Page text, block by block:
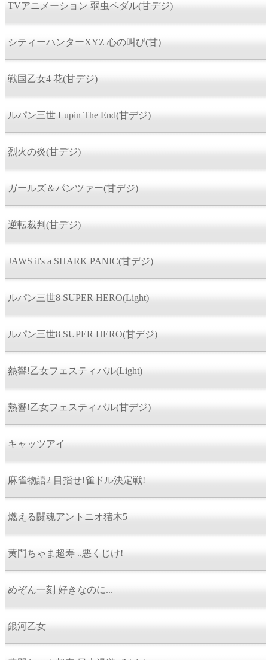
TVアニメーション 弱虫ペダル(甘デジ)
シティーハンターXYZ 心の叫び(甘)
戦国乙女4 花(甘デジ)
ルパン三世 Lupin The End(甘デジ)
烈火の炎(甘デジ)
ガールズ＆パンツァー(甘デジ)
逆転裁判(甘デジ)
JAWS it's a SHARK PANIC(甘デジ)
ルパン三世8 SUPER HERO(Light)
ルパン三世8 SUPER HERO(甘デジ)
熱響!乙女フェスティバル(Light)
熱響!乙女フェスティバル(甘デジ)
キャッツアイ
麻雀物語2 目指せ!雀ドル決定戦!
燃える闘魂アントニオ猪木5
黄門ちゃま超寿 ..悪くじけ!
めぞん一刻 好きなのに...
銀河乙女